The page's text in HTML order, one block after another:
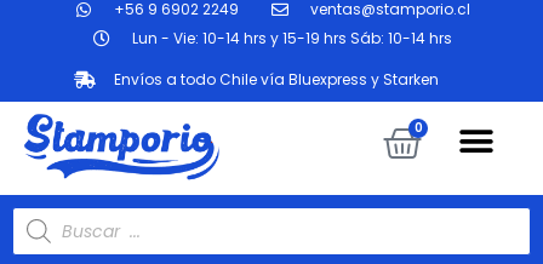
contenido
+56 9 6902 2249
ventas@stamporio.cl
Lun - Vie: 10-14 hrs y 15-19 hrs Sáb: 10-14 hrs
Envíos a todo Chile vía Bluexpress y Starken
0
Búsqueda
de
productos